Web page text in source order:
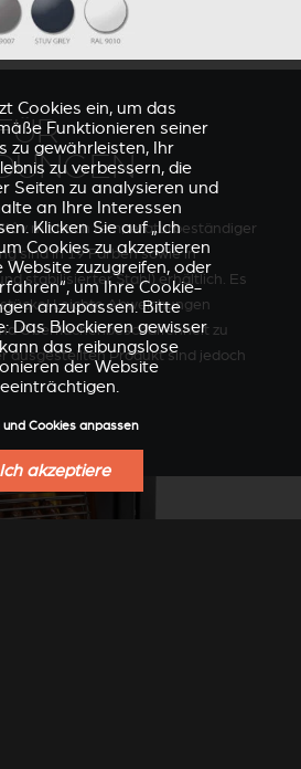
mit hoch temperaturbeständiger
sind in 19 Farben sowie in
stabilisierter Stahl) erhältlich. Es
Leichte Abweichungen
Oberflächenbeschaffenheit zu
ausgestellten Produkt sind jedoch
Cookies ein, um das
Funktionieren seiner
zu gewährleisten, Ihr
zu verbessern, die
Seiten zu analysieren und
an Ihre Interessen
Klicken Sie auf „Ich
Cookies zu akzeptieren
Website zuzugreifen, oder
um Ihre Cookie-
anzupassen. Bitte
Das Blockieren gewisser
das reibungslose
der Website
Cookies anpassen
Ich akzeptiere